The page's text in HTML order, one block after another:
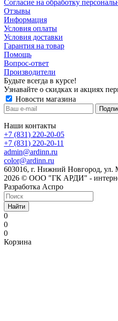
Cогласие на обработку
Отзывы
Информация
Условия оплаты
Условия доставки
Гарантия на товар
Помощь
Вопрос-ответ
Производители
Будьте всегда в курсе!
Узнавайте о скидках и акциях
Новости магазина
Наши контакты
+7 (831) 220-20-05
+7 (831) 220-20-11
admin@ardinn.ru
color@ardinn.ru
603016, г. Нижний Новгород, ул.
2026 © ООО "ГК АРДИ" -
Разработка Аспро
Найти
0
0
0
Корзина